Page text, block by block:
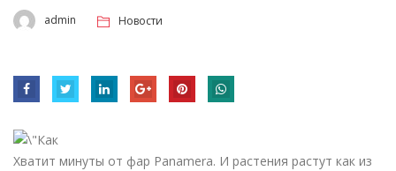
admin Новости
Хватит минуты от фар Panamera. И растения растут как из